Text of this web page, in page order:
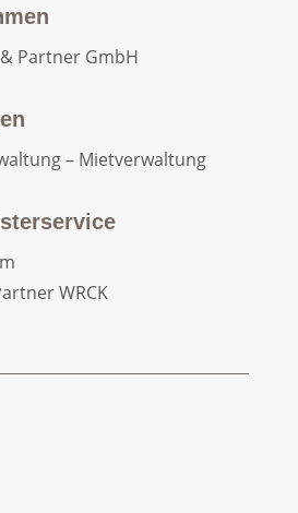
Partner GmbH
– Mietverwaltung
WRCK